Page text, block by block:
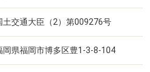
土交通大臣（2）第009276号
岡県福岡市博多区豊1-3-8-104